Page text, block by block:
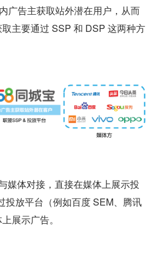
广告主获取站外潜在用户，从而
主要通过 SSP 和 DSP 这两种方
媒体对接，直接在媒体上展示投
投放平台（例如百度 SEM、腾讯
展示广告。